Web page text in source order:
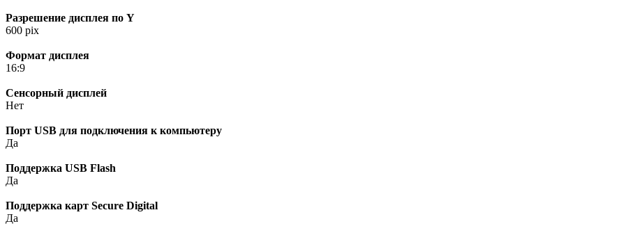
Разрешение дисплея по Y
600 pix
Формат дисплея
16:9
Сенсорный дисплей
Нет
Порт USB для подключения к компьютеру
Да
Поддержка USB Flash
Да
Поддержка карт Secure Digital
Да